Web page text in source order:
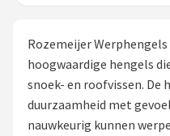
Molens
Dobbers
Rozemeijer
hoogwaardige hengels
snoek- en roofvissen. De
duurzaamheid met
nauwkeurig kunnen